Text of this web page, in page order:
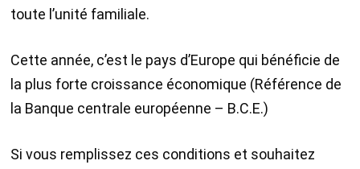
toute l’unité familiale.
Cette année, c’est le pays d’Europe qui bénéficie de
la plus forte croissance économique (Référence de
la Banque centrale européenne – B.C.E.)
Si vous remplissez ces conditions et souhaitez